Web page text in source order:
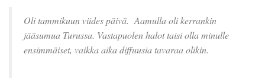
Oli tammikuun viides päivä. Aamulla oli kerrankin
jääsumua Turussa. Vastapuolen halot taisi olla minulle
ensimmäiset, vaikka aika diffuusia tavaraa olikin.